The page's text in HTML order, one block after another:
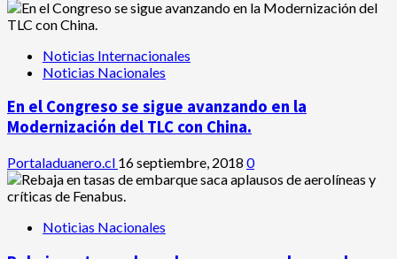
Noticias Internacionales
Noticias Nacionales
En el Congreso se sigue avanzando en la
Modernización del TLC con China.
Portaladuanero.cl 16 septiembre, 2018 0
Noticias Nacionales